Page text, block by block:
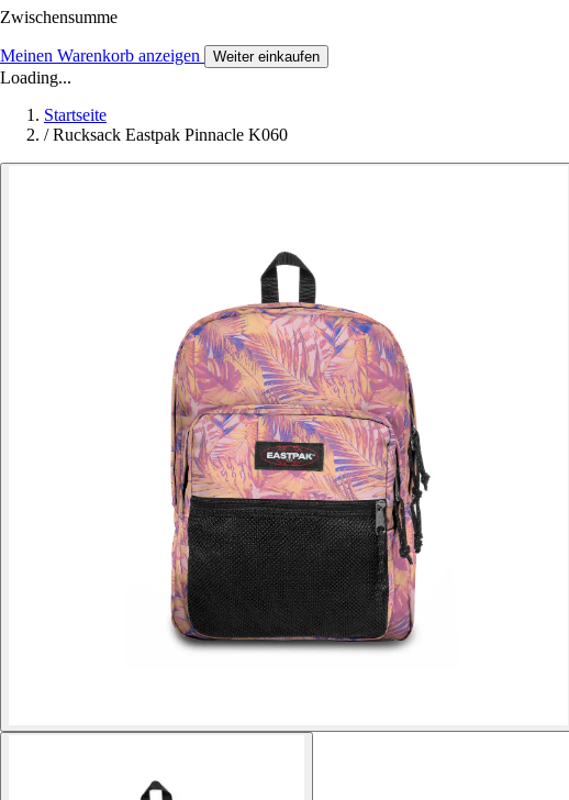
Zwischensumme
Meinen Warenkorb anzeigen Weiter einkaufen
Loading...
Startseite
/ Rucksack Eastpak Pinnacle K060